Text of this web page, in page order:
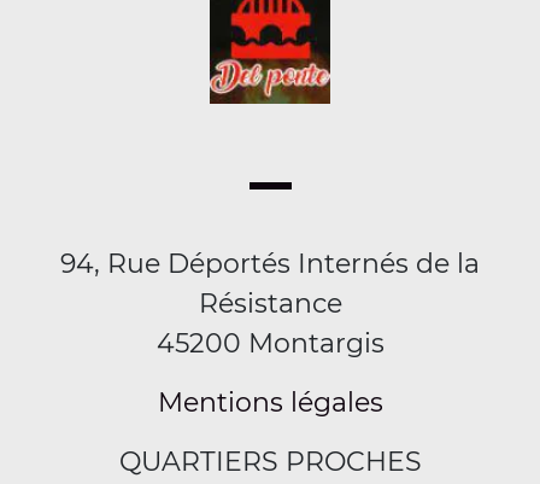
94, Rue Déportés Internés de la
Résistance
45200 Montargis
Mentions légales
QUARTIERS PROCHES